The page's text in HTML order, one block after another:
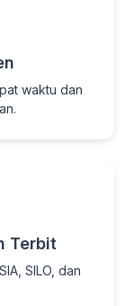
waktu dan
Terbit
SILO, dan